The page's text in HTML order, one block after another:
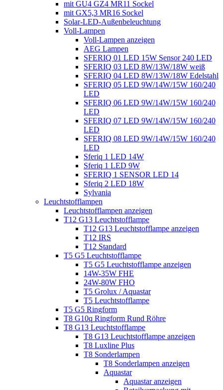
mit GU4 GZ4 MR11 Sockel
mit GX5,3 MR16 Sockel
Solar-LED-Außenbeleuchtung
Voll-Lampen
Voll-Lampen anzeigen
AEG Lampen
SFERIQ 01 LED 15W Sensor 240 LED
SFERIQ 03 LED 8W/13W/18W weiß
SFERIQ 04 LED 8W/13W/18W Edelstahl
SFERIQ 05 LED 9W/14W/15W 160/240
LED
SFERIQ 06 LED 9W/14W/15W 160/240
LED
SFERIQ 07 LED 9W/14W/15W 160/240
LED
SFERIQ 08 LED 9W/14W/15W 160/240
LED
Sferiq 1 LED 14W
Sferiq 1 LED 9W
SFERIQ 1 SENSOR LED 14
Sferiq 2 LED 18W
Sylvania
Leuchtstofflampen
Leuchtstofflampen anzeigen
T12 G13 Leuchtstofflampe
T12 G13 Leuchtstofflampe anzeigen
T12 IRS
T12 Standard
T5 G5 Leuchtstofflampe
T5 G5 Leuchtstofflampe anzeigen
14W-35W FHE
24W-80W FHO
T5 Grolux / Aquastar
T5 Leuchtstofflampe
T5 G5 Ringform
T8 G10q Ringform Rund Röhre
T8 G13 Leuchtstofflampe
T8 G13 Leuchtstofflampe anzeigen
T8 Luxline Plus
T8 Sonderlampen
T8 Sonderlampen anzeigen
Aquastar
Aquastar anzeigen